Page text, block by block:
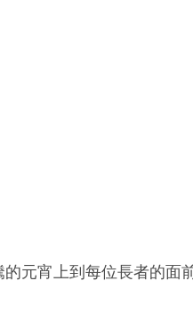
元宵上到每位長者的面